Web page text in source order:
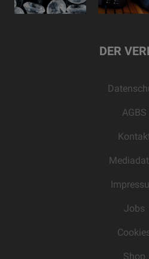
DER
AGBS
Jobs
Shop